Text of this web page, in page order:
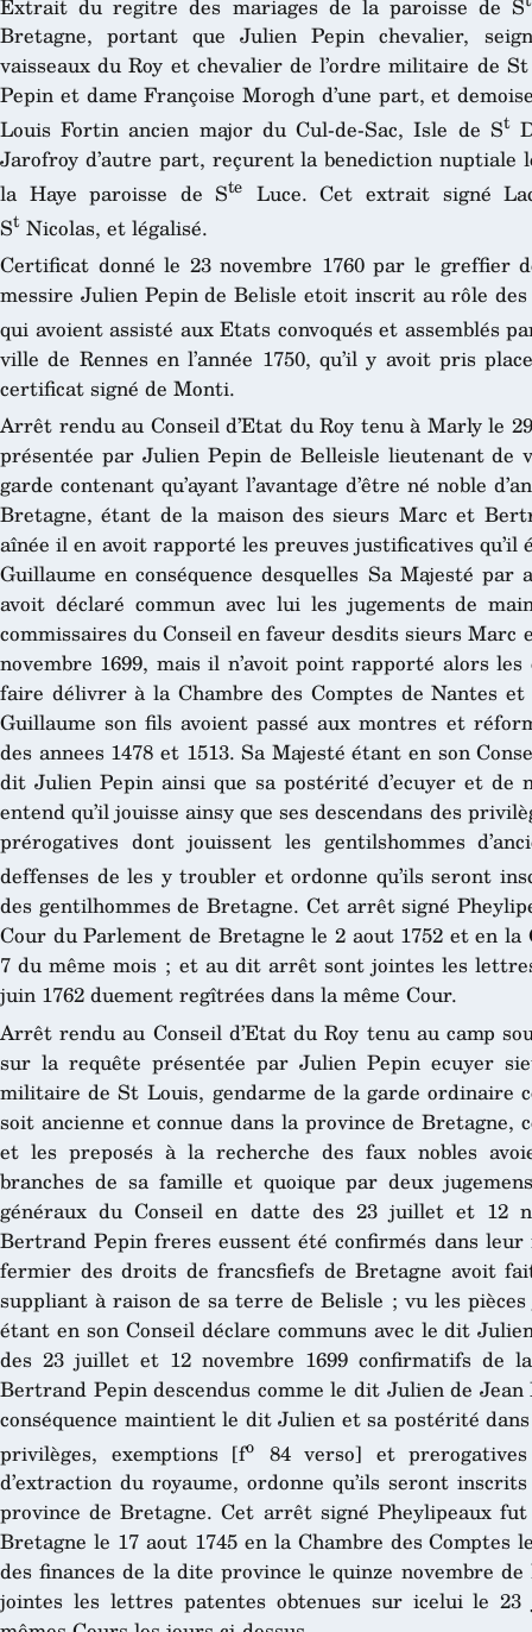
Bretagne, portant que Julien Pepin chevalier,
vaisseaux du Roy et chevalier de l’ordre militaire de
Pepin et dame Françoise Morogh d’une part, et
Louis Fortin ancien major du Cul-de-Sac, Isle de St
Jarofroy d’autre part, reçurent la benediction nuptiale
la Haye paroisse de Ste Luce. Cet extrait signé
StNicolas, et légalisé.
Certificat donné le 23 novembre 1760 par le greffier
messire Julien Pepin de Belisle etoit inscrit au rôle des
qui avoient assisté aux Etats convoqués et assemblés
ville de Rennes en l’année 1750, qu’il y avoit pris
certificat signé de Monti.
Arrêt rendu au Conseil d’Etat du Roy tenu à Marly le
présentée par Julien Pepin de Belleisle lieutenant de
garde contenant qu’ayant l’avantage d’être né noble
Bretagne, étant de la maison des sieurs Marc et
aînée il en avoit rapporté les preuves justificatives
Guillaume en conséquence desquelles Sa Majesté
avoit déclaré commun avec lui les jugements de
commissaires du Conseil en faveur desdits sieurs
novembre 1699, mais il n’avoit point rapporté alors
faire délivrer à la Chambre des Comptes de Nantes
Guillaume son fils avoient passé aux montres et
des annees 1478 et 1513. Sa Majesté étant en son
dit Julien Pepin ainsi que sa postérité d’ecuyer et de
entend qu’il jouisse ainsy que ses descendans des
prérogatives dont jouissent les gentilshommes
deffenses de les y troubler et ordonne qu’ils seront
des gentilhommes de Bretagne. Cet arrêt signé
Cour du Parlement de Bretagne le 2 aout 1752 et en la
7 du même mois ; et au dit arrêt sont jointes les
juin 1762 duement regîtrées dans la même Cour.
Arrêt rendu au Conseil d’Etat du Roy tenu au camp
sur la requête présentée par Julien Pepin ecuyer
militaire de St Louis, gendarme de la garde ordinaire
soit ancienne et connue dans la province de Bretagne,
et les preposés à la recherche des faux nobles
branches de sa famille et quoique par deux
généraux du Conseil en datte des 23 juillet et 12
Bertrand Pepin freres eussent été confirmés dans leur
fermier des droits de francsfiefs de Bretagne avoit
suppliant à raison de sa terre de Belisle ; vu les
étant en son Conseil déclare communs avec le dit
des 23 juillet et 12 novembre 1699 confirmatifs de
Bertrand Pepin descendus comme le dit Julien de
conséquence maintient le dit Julien et sa postérité
privilèges, exemptions [fo 84 verso] et
d’extraction du royaume, ordonne qu’ils seront
province de Bretagne. Cet arrêt signé Pheylipeaux
Bretagne le 17 aout 1745 en la Chambre des Comptes
des finances de la dite province le quinze novembre
jointes les lettres patentes obtenues sur icelui le